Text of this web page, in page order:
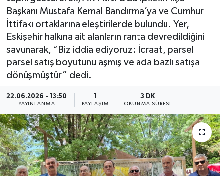
Başkanı Mustafa Kemal Bandırma’ya ve Cumhur
İttifakı ortaklarına eleştirilerde bulundu. Yer,
Eskişehir halkına ait alanların ranta devredildiğini
savunarak, “Biz iddia ediyoruz: İcraat, parsel
parsel satış boyutunu aşmış ve ada bazlı satışa
dönüşmüştür” dedi.
22.06.2026 - 13:50
YAYINLANMA PAYLAŞIM
3 DK
OKUNMA SÜRESI